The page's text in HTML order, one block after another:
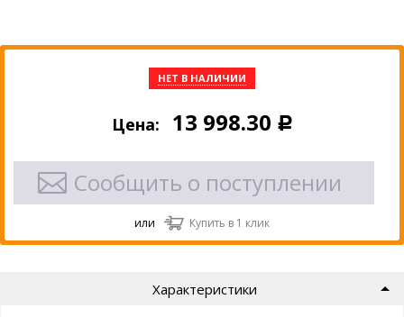
НЕТ В НАЛИЧИИ
Цена: 13 998.30 Р
Сообщить о поступлении
или Купить в 1 клик
Характеристики